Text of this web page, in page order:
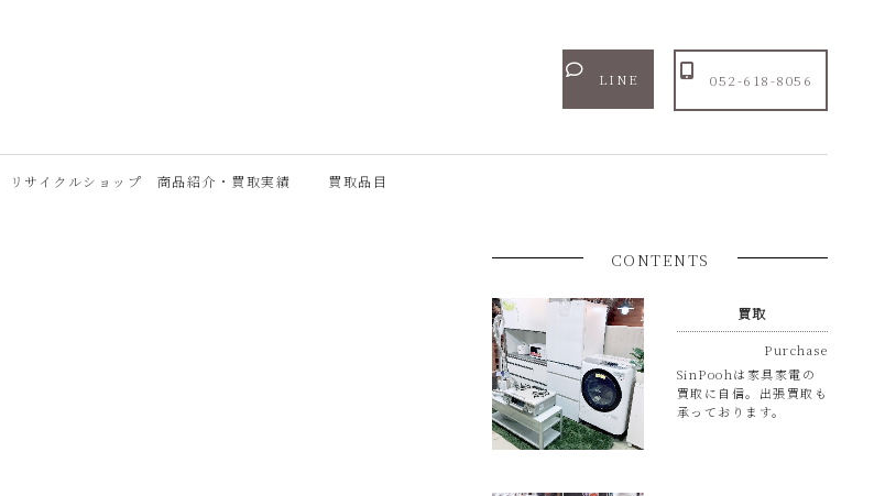
052-618-8056
LINE
リサイクルショップ 商品紹介・買取実績 買取品目
CONTENTS
買取
Purchase
SinPoohは家具家電の
買取に自信。出張買取も
承っております。